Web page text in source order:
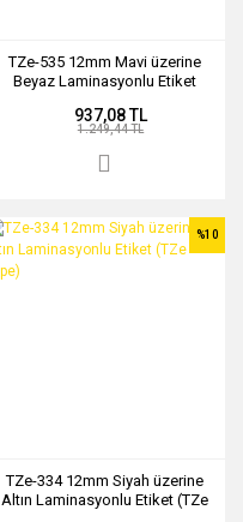
TZe-535 12mm Mavi üzerine
Beyaz Laminasyonlu Etiket
937,08 TL
1.249,44 TL
TZe-334 12mm Siyah üzerine
Altın Laminasyonlu Etiket (TZe
%10